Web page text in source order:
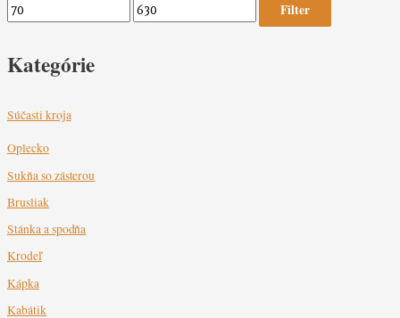
Filter
Kategórie
Súčasti kroja
Oplecko
Sukňa so zásterou
Brusliak
Stánka a spodňa
Krodeľ
Kápka
Kabátik